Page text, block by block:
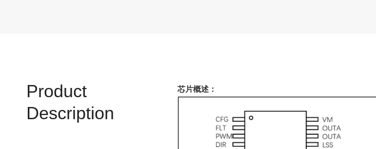
Product
Description
芯片概述：